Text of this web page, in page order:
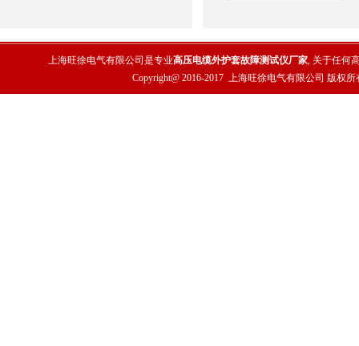
上海旺徐电气有限公司是专业高压电缆外护套故障测试仪厂家, 关于任何
Copyright@ 2016-2017 上海旺徐电气有限公司 版权